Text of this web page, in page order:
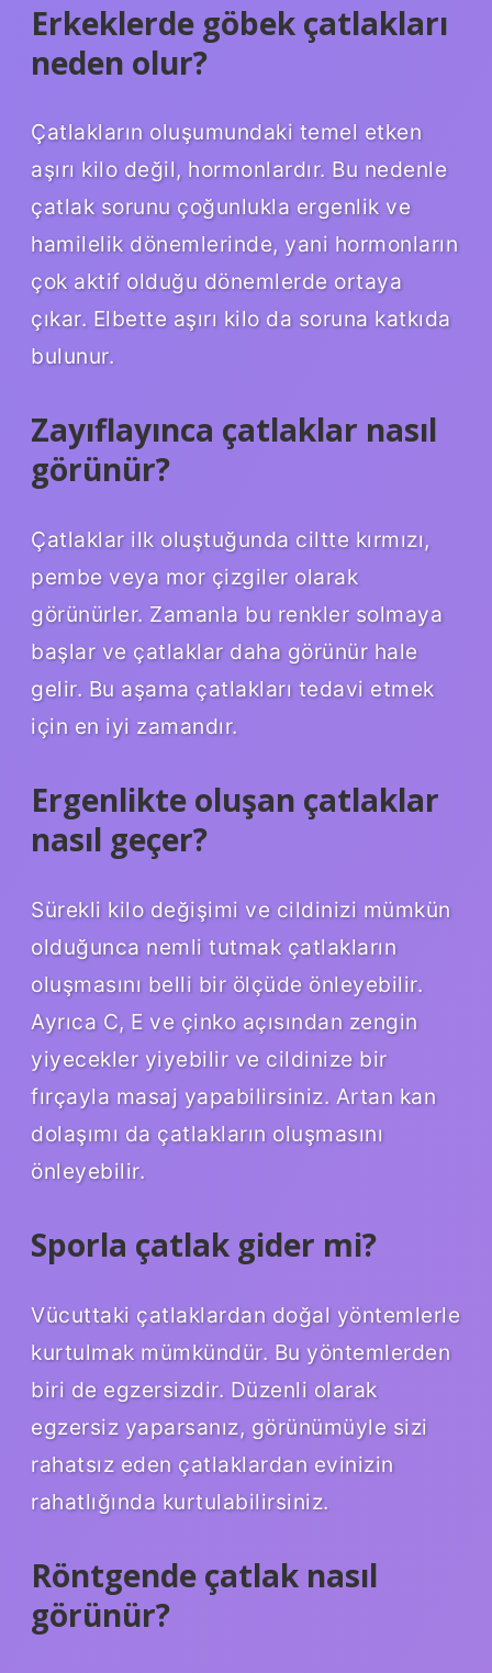
Erkeklerde göbek çatlakları
neden olur?
Çatlakların oluşumundaki temel etken
aşırı kilo değil, hormonlardır. Bu nedenle
çatlak sorunu çoğunlukla ergenlik ve
hamilelik dönemlerinde, yani hormonların
çok aktif olduğu dönemlerde ortaya
çıkar. Elbette aşırı kilo da soruna katkıda
bulunur.
Zayıflayınca çatlaklar nasıl
görünür?
Çatlaklar ilk oluştuğunda ciltte kırmızı,
pembe veya mor çizgiler olarak
görünürler. Zamanla bu renkler solmaya
başlar ve çatlaklar daha görünür hale
gelir. Bu aşama çatlakları tedavi etmek
için en iyi zamandır.
Ergenlikte oluşan çatlaklar
nasıl geçer?
Sürekli kilo değişimi ve cildinizi mümkün
olduğunca nemli tutmak çatlakların
oluşmasını belli bir ölçüde önleyebilir.
Ayrıca C, E ve çinko açısından zengin
yiyecekler yiyebilir ve cildinize bir
fırçayla masaj yapabilirsiniz. Artan kan
dolaşımı da çatlakların oluşmasını
önleyebilir.
Sporla çatlak gider mi?
Vücuttaki çatlaklardan doğal yöntemlerle
kurtulmak mümkündür. Bu yöntemlerden
biri de egzersizdir. Düzenli olarak
egzersiz yaparsanız, görünümüyle sizi
rahatsız eden çatlaklardan evinizin
rahatlığında kurtulabilirsiniz.
Röntgende çatlak nasıl
görünür?